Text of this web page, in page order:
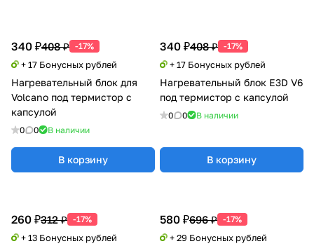
340 ₽408 ₽ -17%
+ 17 Бонусных рублей
Нагревательный блок E3D V6
под термистор с капсулой
0 0 В наличии
В корзину
260 ₽312 ₽ -17%
+ 13 Бонусных рублей
580 ₽696 ₽ -17%
+ 29 Бонусных рублей
340 ₽408 ₽ -17%
+ 17 Бонусных рублей
Нагревательный блок для
Volcano под термистор с
капсулой
0 0 В наличии
В корзину